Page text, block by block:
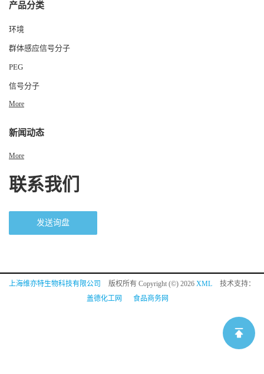
产品分类
环境
群体感应信号分子
PEG
信号分子
More
新闻动态
More
联系我们
发送询盘
上海维亦特生物科技有限公司 版权所有 Copyright (©) 2026 XML
技术支持：
盖德化工网
食品商务网